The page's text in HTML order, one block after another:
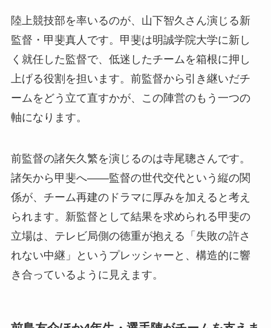
陸上競技部を率いるのが、山下智久さん演じる新
監督・甲斐真人です。甲斐は明誠学院大学に新し
く就任した監督で、低迷したチームを箱根に押し
上げる役割を担います。前監督から引き継いだチ
ームをどう立て直すかが、この陣営のもう一つの
軸になります。
前監督の諸矢久繁を演じるのは寺尾聰さんです。
諸矢から甲斐へ——監督の世代交代という縦の関
係が、チーム再建のドラマに厚みを加えると考え
られます。新監督として結果を求められる甲斐の
立場は、テレビ局側の徳重が抱える「失敗の許さ
れない中継」というプレッシャーと、構造的に響
き合っているように見えます。